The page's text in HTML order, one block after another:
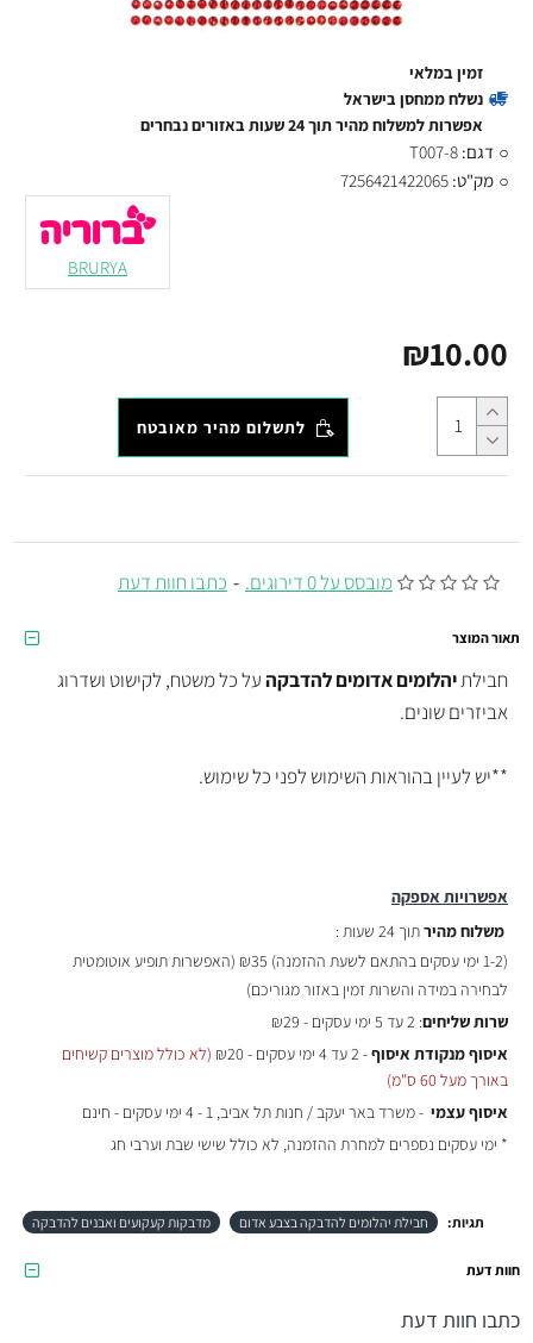
מובסס על 0 דירוגים. - כתבו חוות דעת
₪10.00
זמין במלאי
נשלח ממחסן בישראל
אפשרות למשלוח מהיר תוך 24 שעות באזורים נבחרים
דגם: T007-8
מק"ט: 7256421422065
BRURYA
לתשלום מהיר מאובטח
אפשרויות אספקה
משלוח מהירתוך 24 שעות :
(1-2 ימי עסקים בהתאם לשעת ההזמנה)
₪35 (האפשרות תופיע אוטומטית
לבחירה במידה והשרות זמין באזור מגוריכם)
שרות שליחים: 2 עד 5 ימי עסקים - ₪29
איסוף מנקודת איסוף- 2 עד 4 ימי עסקים - ₪20
(לא כולל מוצרים קשיחים
באורך מעל 60 ס"מ)
איסוף עצמי - משרד באר יעקב / חנות תל אביב, 1 - 4 ימי עסקים - חינם
* ימי עסקים נספרים למחרת ההזמנה, לא כולל שישי שבת וערבי חג
תאור המוצר
חבילתיהלומים אדומים להדבקהעל כל משטח, לקישוט ושדרוג
אביזרים שונים.
**יש לעיין בהוראות השימוש לפני כל שימוש.
תגיות: חבילת יהלומים להדבקה בצבע אדום מדבקות קעקועים ואבנים להדבקה
חוות דעת
כתבו חוות דעת